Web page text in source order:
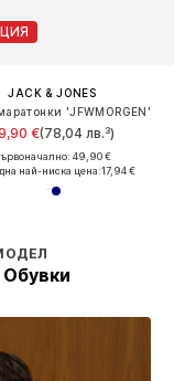
JACK & JONES
'JFWMORGEN'
€(78,04 лв.³)
49,90 €
най-ниска цена:17,94 €
Обувки